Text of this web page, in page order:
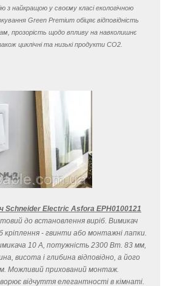
з найкращою у своєму класі екологічною
Green Premium обіцяє відповідність
прозорість щодо впливу на навколишнє
циклічні та низькі продукти CO2.
Schneider Electric Asfora EPH0100121
до встановлення виріб. Вимикач
кріплення - гвинти або монтажні лапки.
10 A, потужність 2300 Вт. 83 мм,
висота і глибина відповідно, а його
Можливий прихований монтаж.
відчуття елегантності в кімнаті.